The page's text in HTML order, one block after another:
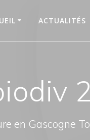
ACTUALITÉS
en Gascogne